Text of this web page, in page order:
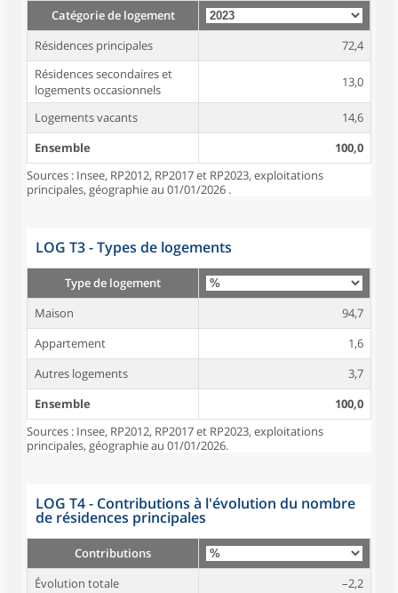
Catégorie de logement
Résidences principales
72,4
Résidences secondaires et
logements occasionnels
13,0
Logements vacants
14,6
Ensemble
100,0
Sources : Insee, RP2012, RP2017 et RP2023, exploitations
principales, géographie au 01/01/2026 .
LOG T3 - Types de logements
Type de logement
Maison
94,7
Appartement
1,6
Autres logements
3,7
Ensemble
100,0
Sources : Insee, RP2012, RP2017 et RP2023, exploitations
principales, géographie au 01/01/2026.
LOG T4 - Contributions à l'évolution du nombre
de résidences principales
Contributions
Évolution totale
–2,2